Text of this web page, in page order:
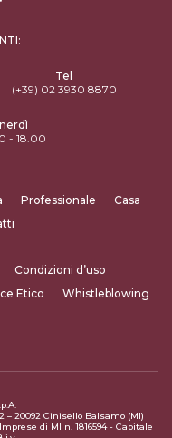
Tel
(+39) 02 3930 8870
- 18.00
Professionale
Casa
Condizioni d’uso
Etico Whistleblowing
– 20092 Cinisello Balsamo (MI)
Imprese di MI n. 1816594 - Capitale